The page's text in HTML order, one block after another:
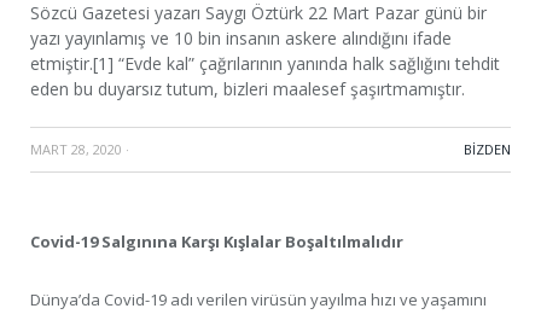
Sözcü Gazetesi yazarı Saygı Öztürk 22 Mart Pazar günü bir
yazı yayınlamış ve 10 bin insanın askere alındığını ifade
etmiştir.[1] “Evde kal” çağrılarının yanında halk sağlığını tehdit
eden bu duyarsız tutum, bizleri maalesef şaşırtmamıştır.
MART 28, 2020 · BIZDEN
Covid-19 Salgınına Karşı Kışlalar Boşaltılmalıdır
Dünya’da Covid-19 adı verilen virüsün yayılma hızı ve yaşamını